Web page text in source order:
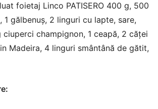
foietaj Linco PATISERO 400 g, 500
1 gălbenuș, 2 linguri cu lapte, sare,
ciuperci champignon, 1 ceapă, 2 căței
Madeira, 4 linguri smântână de gătit,